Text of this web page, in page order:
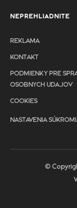
NEPREHLIADNITE
REKLAMA
KONTAKT
PODMIENKY PRE
OSOBNYCH UDAJOV
COOKIES
NASTAVENIA
©